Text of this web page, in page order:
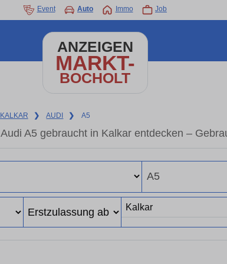
Event Auto Immo Job
ANZEIGEN
MARKT-
BOCHOLT
KALKAR ❯ AUDI ❯ A5
Audi A5 gebraucht in Kalkar entdecken –